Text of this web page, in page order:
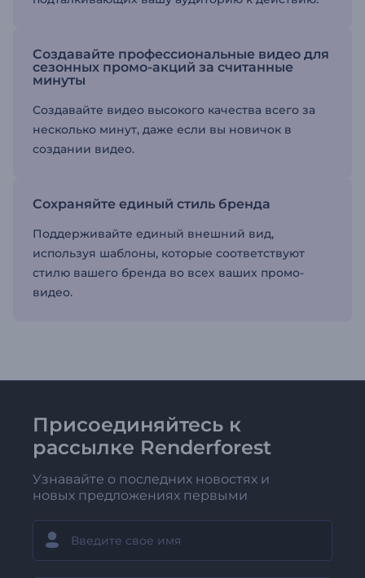
Создавайте профессиональные видео для
сезонных промо-акций за считанные
минуты
Создавайте видео высокого качества всего за
несколько минут, даже если вы новичок в
создании видео.
Сохраняйте единый стиль бренда
Поддерживайте единый внешний вид,
используя шаблоны, которые соответствуют
стилю вашего бренда во всех ваших промо-
видео.
Присоединяйтесь к
рассылке Renderforest
Узнавайте о последних новостях и
новых предложениях первыми